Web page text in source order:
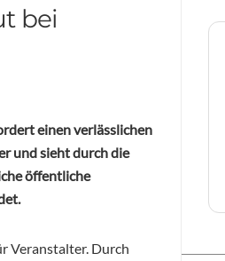
bei
einen verlässlichen
und sieht durch die
öffentliche
Veranstalter. Durch